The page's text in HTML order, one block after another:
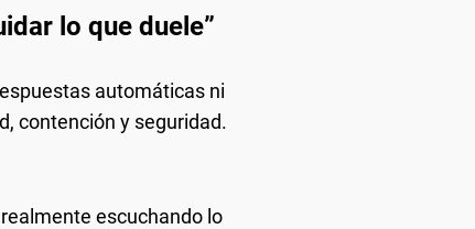
lo que duele”
automáticas ni
contención y seguridad.
escuchando lo